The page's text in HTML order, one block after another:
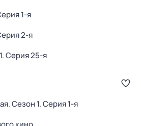
1-я
2-я
. Серия 25-я
. Сезон 1. Серия 1-я